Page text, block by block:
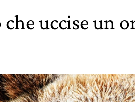
uccise un